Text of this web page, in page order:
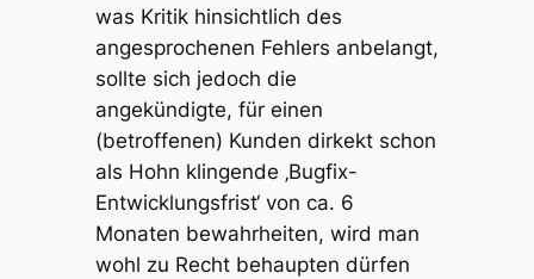
was Kritik hinsichtlich des
angesprochenen Fehlers anbelangt,
sollte sich jedoch die
angekündigte, für einen
(betroffenen) Kunden dirkekt schon
als Hohn klingende ‚Bugfix-
Entwicklungsfrist‘ von ca. 6
Monaten bewahrheiten, wird man
wohl zu Recht behaupten dürfen